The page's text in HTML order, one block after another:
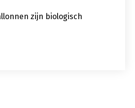
zijn biologisch